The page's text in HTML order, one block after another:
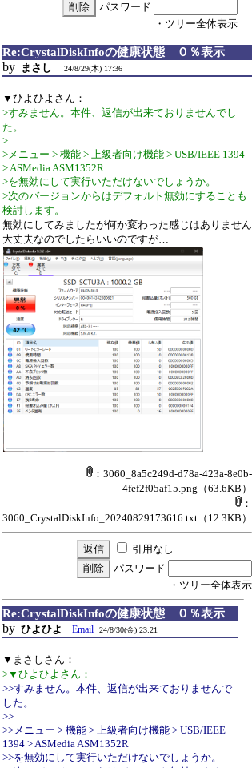
パスワード
・ツリー全体表示
Re:CrystalDiskInfoの健康状態 ０％表示
by まさし 24/8/29(木) 17:36
▼ひよひよさん：
>すみません。本件、返信が出来ておりませんでし
た。
>
>メニュー > 機能 > 上級者向け機能 > USB/IEEE 1394
> ASMedia ASM1352R
>を無効にして実行いただけないでしょうか。
>次のバージョンからはデフォルト無効にすることも
検討します。
無効にしてみましたが何か変わった感じはありません
大丈夫なのでしたらいいのですが…
：3060_8a5c249d-d78a-423a-8e0b-
4fef2f05af15.png （63.6KB）
：
3060_CrystalDiskInfo_20240829173616.txt （12.3KB）
引用なし
パスワード
・ツリー全体表示
Re:CrystalDiskInfoの健康状態 ０％表示
by ひよひよ Email 24/8/30(金) 23:21
▼まさしさん：
>▼ひよひよさん：
>>すみません。本件、返信が出来ておりませんで
した。
>>
>>メニュー > 機能 > 上級者向け機能 > USB/IEEE
1394 > ASMedia ASM1352R
>>を無効にして実行いただけないでしょうか。